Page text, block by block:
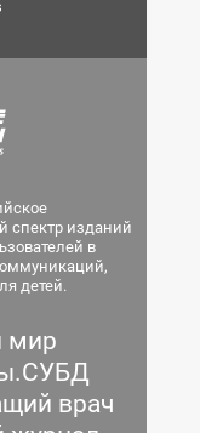
спектр изданий
в
детей.
мир
врач